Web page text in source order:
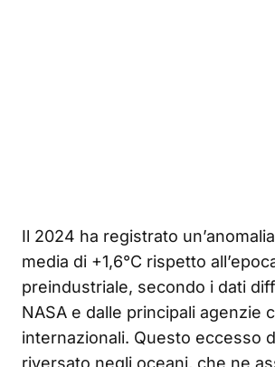
Il 2024 ha registrato
media di +1,6°C rispetto
preindustriale, secondo i dati
NASA e dalle principali agenzie
internazionali. Questo eccesso
riversato negli oceani, che ne